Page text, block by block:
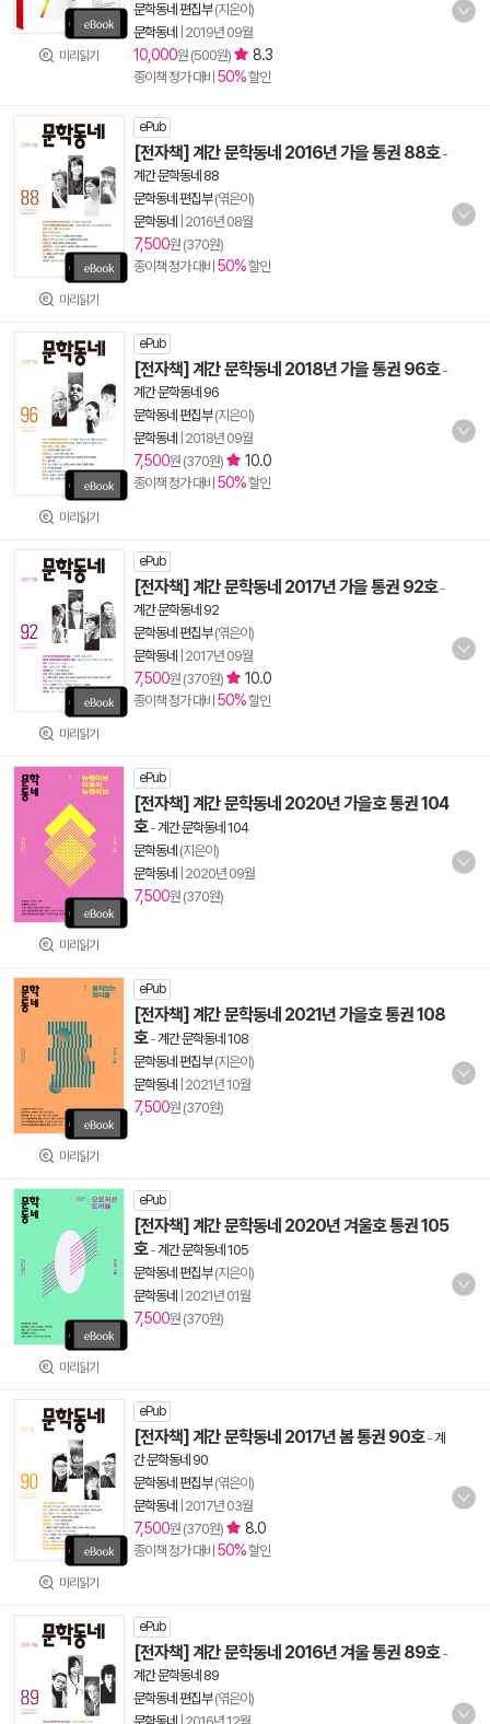
미리읽기
문학동네 편집부(지은이)
문학동네
2019년 09월
10,000원 (500원) 8.3
종이책 정가 대비 50%할인
미리읽기
ePub
[전자책] 계간 문학동네 2016년 가을 통권 88호-
계간 문학동네 88
문학동네 편집부(엮은이)
문학동네
2016년 08월
7,500원 (370원)
종이책 정가 대비 50%할인
미리읽기
ePub
[전자책] 계간 문학동네 2018년 가을 통권 96호-
계간 문학동네 96
문학동네 편집부(지은이)
문학동네
2018년 09월
7,500원 (370원) 10.0
종이책 정가 대비 50%할인
미리읽기
ePub
[전자책] 계간 문학동네 2017년 가을 통권 92호-
계간 문학동네 92
문학동네 편집부(엮은이)
문학동네
2017년 09월
7,500원 (370원) 10.0
종이책 정가 대비 50%할인
미리읽기
ePub
[전자책] 계간 문학동네 2020년 가을호 통권 104
호-계간 문학동네 104
문학동네 (지은이)
문학동네
2020년 09월
7,500원 (370원)
미리읽기
ePub
[전자책] 계간 문학동네 2021년 가을호 통권 108
호-계간 문학동네 108
문학동네 편집부(지은이)
문학동네
2021년 10월
7,500원 (370원)
미리읽기
ePub
[전자책] 계간 문학동네 2020년 겨울호 통권 105
호-계간 문학동네 105
문학동네 편집부(지은이)
문학동네
2021년 01월
7,500원 (370원)
미리읽기
ePub
[전자책] 계간 문학동네 2017년 봄 통권 90호-계
간 문학동네 90
문학동네 편집부(엮은이)
문학동네
2017년 03월
7,500원 (370원) 8.0
종이책 정가 대비 50%할인
ePub
[전자책] 계간 문학동네 2016년 겨울 통권 89호-
계간 문학동네 89
문학동네 편집부(엮은이)